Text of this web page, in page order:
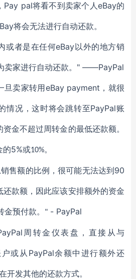
Pay pal将看不到 卖家个人 eBay的
将会无法进行自动还款。
或者是在任何eBay 以外的地方销
卖家进行自动还款。 " ——PayPal
旦卖家转用 eBay payment ， 就很
情况，这时将会跳转至PayPal账
资金不超过周转金的最低还款额。
的5%或10%。
售额的比例 ，很可能无法达到 90
还款额， 因此应该安排额外的资金
金预付款。 " - PayPal
周转金 仪表盘， 直接从与
或从 PayPal余额中进行额外还
开发其他的还款方式。